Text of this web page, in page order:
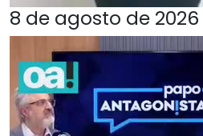
8 de agosto de 2026